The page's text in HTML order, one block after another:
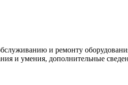
и ремонту
и умения, дополнительные